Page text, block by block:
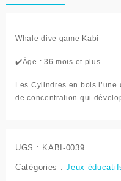
Whale dive game Kabi
✔️Âge : 36 mois et plus.
Les Cylindres en bois
de concentration qui
UGS : KABI-0039
Catégories :Jeux